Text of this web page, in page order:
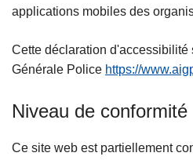
applications mobiles des
Cette déclaration d'accessibilité
Générale Police https://
Niveau de conformité
Ce site web est partiellement